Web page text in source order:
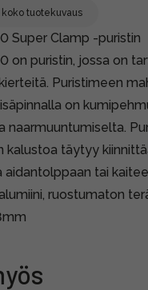
koko tuotekuvaus
Super Clamp -puristin
on puristin, jossa on
Puristimeen
on
naarmuuntumiselta.
kalustoa täytyy
aidantolppaan tai
ruostumaton